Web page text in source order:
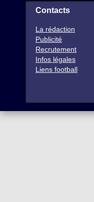
Contacts
La rédaction
Publicité
Recrutement
Infos légales
Liens football